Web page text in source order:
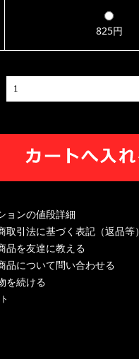
825円
ョンの値段詳細
取引法に基づく表記（返品等）
品を友達に教える
品について問い合わせる
を続ける